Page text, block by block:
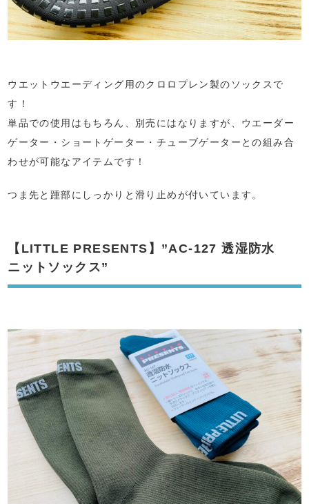
ウエットウエーディング用のクロロプレン製のソックスで
す！
単品での使用はもちろん、別売にはなりますが、ウエーダー
ゲーター・ショートゲーター・チューブゲーターとの組み合
わせが可能なアイテムです！
つま先と踵部にしっかりと滑り止めが付いています。
【LITTLE PRESENTS】”AC-127 透湿防水
ニットソックス”